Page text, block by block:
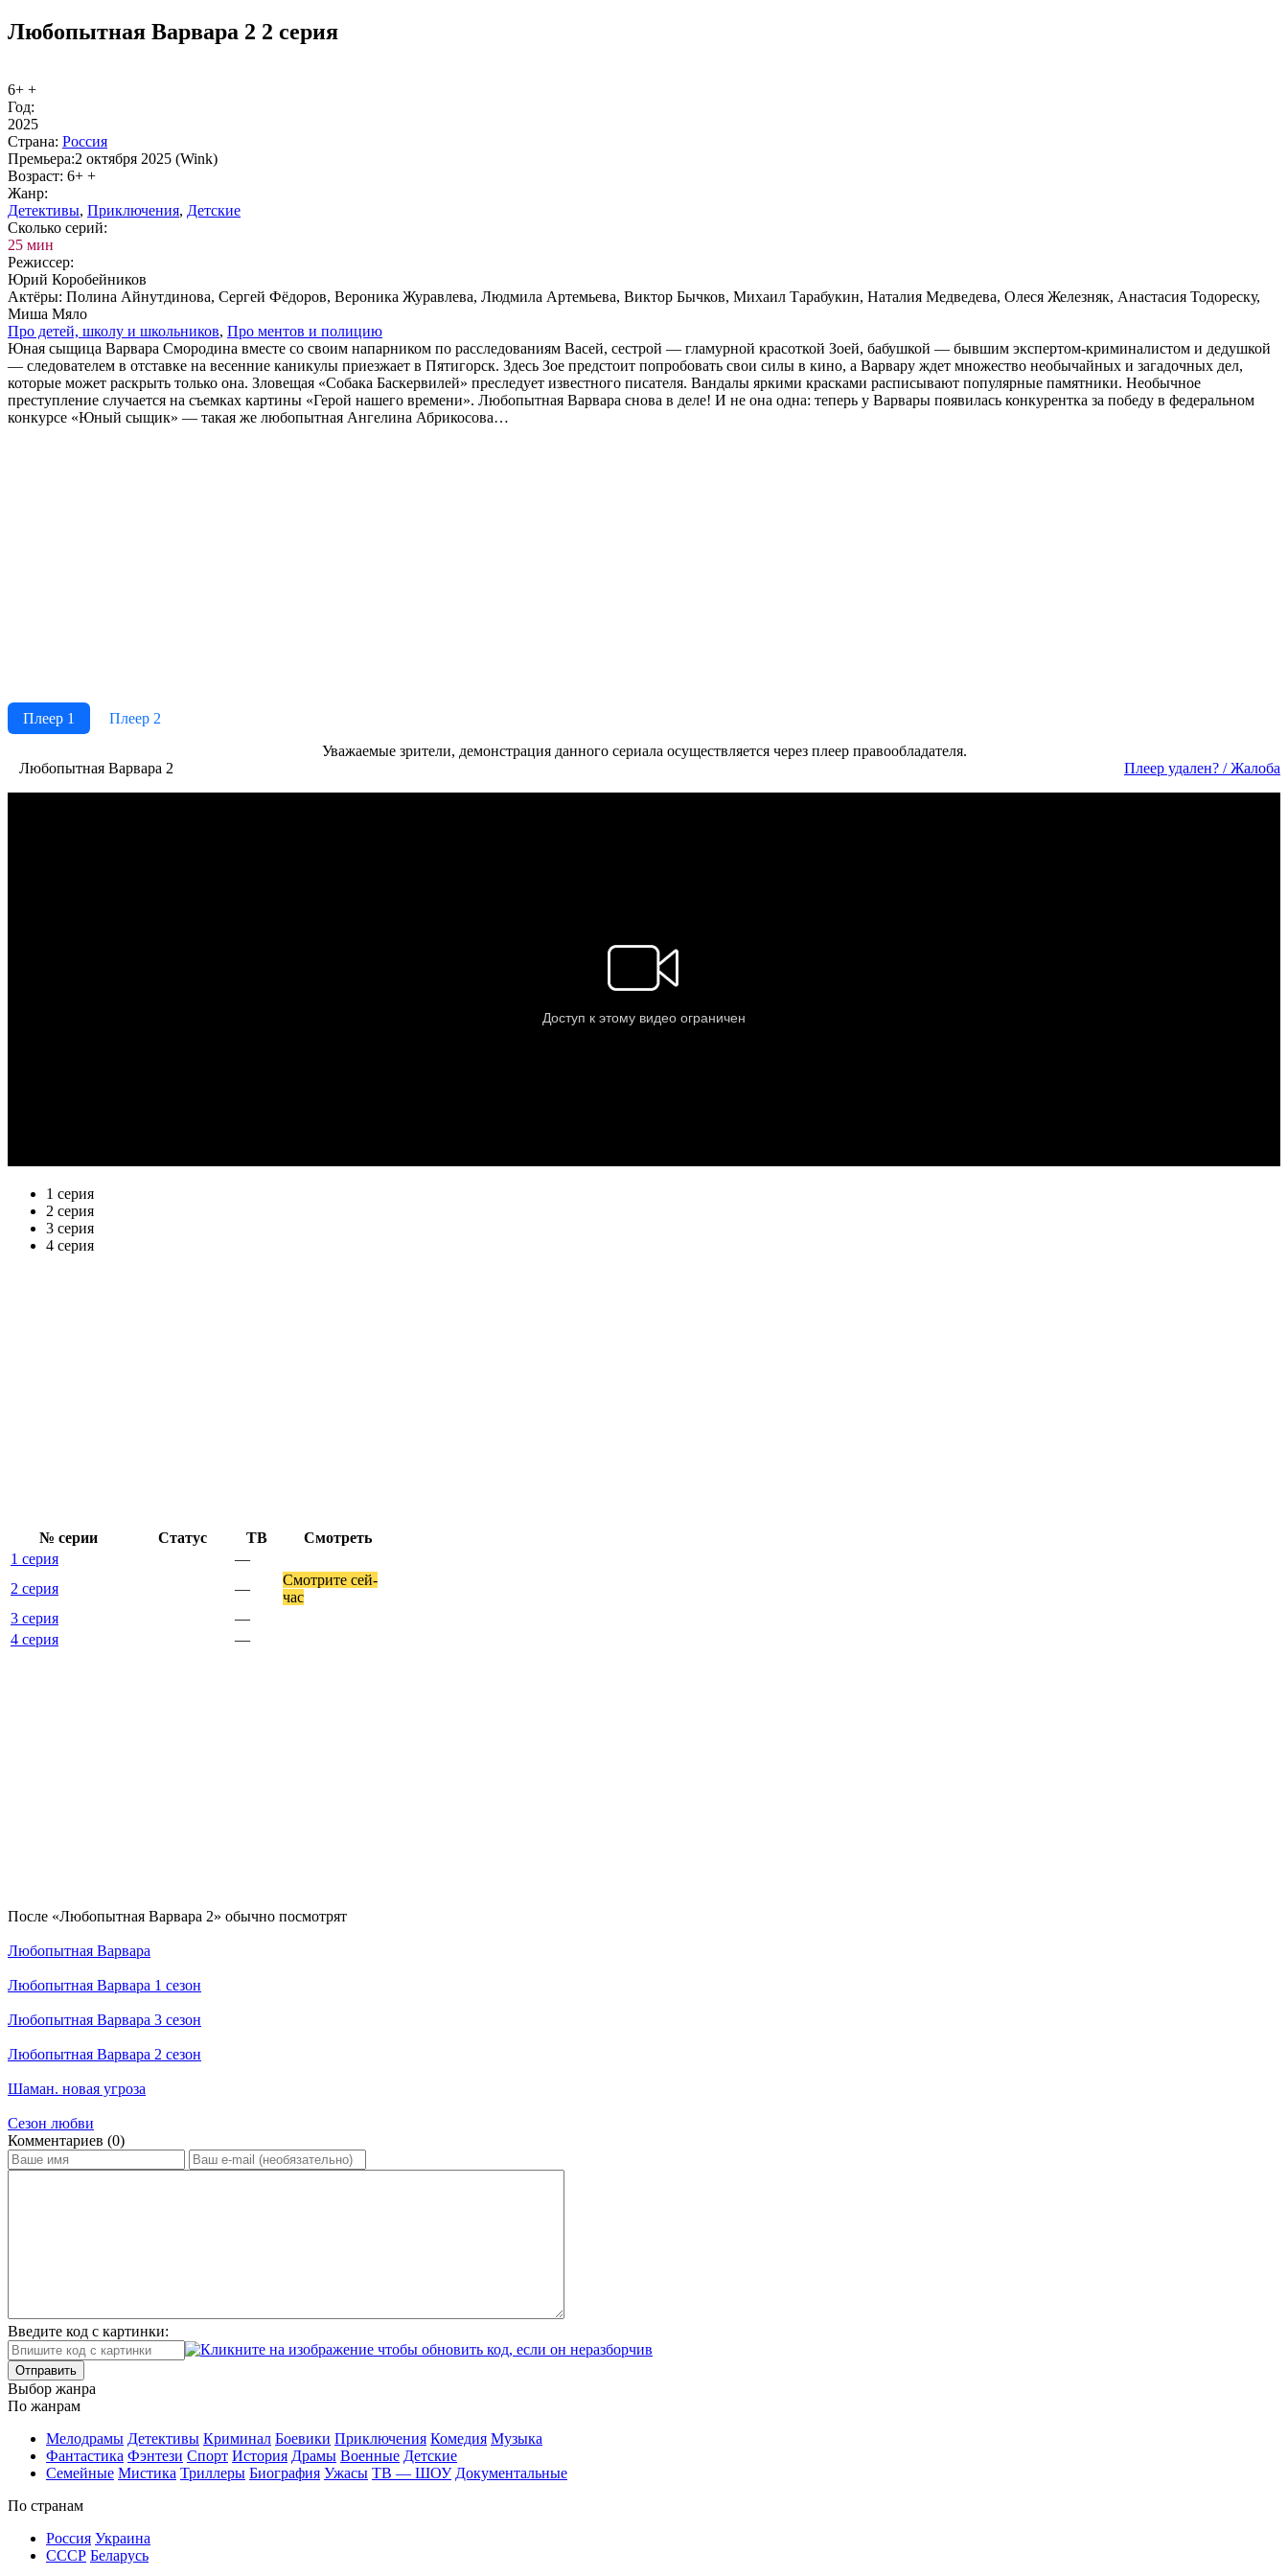
Любопытная Варвара 2 2 серия
6+ +
Год:
2025
Стра­на: Рос­сия
Пре­мье­ра:2 октября 2025 (Wink)
Воз­раст: 6+ +
Жанр:
Де­тек­ти­вы, При­клю­че­ния, Дет­ские
Сколь­ко се­рий:
25 мин
Ре­жис­сер:
Юрий Коробейников
Ак­тё­ры: Полина Айнутдинова, Сергей Фёдоров, Вероника Журавлева, Людмила Артемьева, Виктор Бычков, Михаил Тарабукин, Наталия Медведева, Олеся Железняк, Анастасия Тодореску,
Миша Мяло
Про де­тей, шко­лу и школь­ни­ков, Про мен­тов и по­ли­цию
Юная сыщица Варвара Смородина вместе со своим напарником по расследованиям Васей, сестрой — гламурной красоткой Зоей, бабушкой — бывшим экспертом-криминалистом и дедушкой
— следователем в отставке на весенние каникулы приезжает в Пятигорск. Здесь Зое предстоит попробовать свои силы в кино, а Варвару ждет множество необычайных и загадочных дел,
которые может раскрыть только она. Зловещая «Собака Баскервилей» преследует известного писателя. Вандалы яркими красками расписывают популярные памятники. Необычное
преступление случается на съемках картины «Герой нашего времени». Любопытная Варвара снова в деле! И не она одна: теперь у Варвары появилась конкурентка за победу в федеральном
конкурсе «Юный сыщик» — такая же любопытная Ангелина Абрикосова…
Плеер 1
Плеер 2
Ува­жае­мые зри­те­ли, де­мон­ст­ра­ция дан­но­го се­риа­ла осу­ще­ст­в­ля­ет­ся че­рез пле­ер пра­во­об­ла­да­те­ля.
Любопытная Варвара 2
Пле­ер уда­лен? / Жа­ло­ба
1 серия
2 серия
3 серия
4 серия
№ се­рии Ста­тус ТВ
Смот­реть
1 серия
—
2 серия
—
Смот­ри­те сей­
час
3 серия
—
4 серия
—
По­сле «Любопытная Варвара 2» обыч­но по­смот­рят
Любопытная Варвара
Любопытная Варвара 1 сезон
Любопытная Варвара 3 сезон
Любопытная Варвара 2 сезон
Шаман. новая угроза
Сезон любви
Ком­мен­та­ри­ев (0)
Введите код с картинки:
Отправить
Вы­бор жан­ра
По жан­рам
Ме­ло­дра­мы Де­тек­ти­вы Кри­ми­нал Бое­ви­ки При­клю­че­ния Ко­ме­дия Му­зы­ка
Фан­та­сти­ка Фэн­те­зи Спорт Ис­то­рия Дра­мы Во­ен­ные Дет­ские
Се­мей­ные Мис­ти­ка Трил­ле­ры Био­гра­фия Ужа­сы ТВ — ШОУ До­ку­мен­таль­ные
По стра­нам
Рос­сия Ук­раи­на
СССР Бе­ла­русь